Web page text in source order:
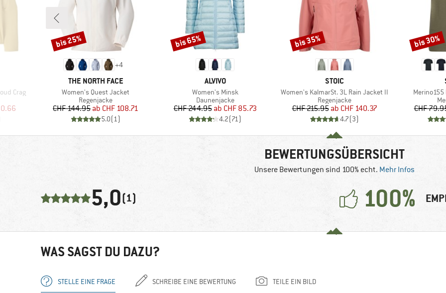
Crag
Preis
+4
MARKE
THE NORTH FACE
Artikel
Women's Quest Jacket
Produktgruppe
Regenjacke
Preis
CHF 144.95 reduzierter Preis
ab CHF 108.71
5.0(1)
Rabatt
bis 25%
MARKE
ALVIVO
Artikel
Women's Minsk
Produktgruppe
Daunenjacke
Preis
CHF 244.95 reduzierter Preis
ab CHF 85.73
4.2(71)
Rabatt
bis 65%
MARKE
STOIC
Artikel
Women's KalmarSt. 3L Rain Jacket II
Produktgruppe
Regenjacke
Preis
CHF 215.95 reduzierter Preis
ab CHF 140.37
4.7(3)
Rabatt
bis 35%
Artikel
Merino155
CHF
Rabatt
bis 30%
BEWERTUNGSÜBERSICHT
Unsere Bewertungen sind 100% echt. Mehr Infos
5,0(1) 100%
WAS SAGST DU DAZU?
STELLE EINE FRAGE SCHREIBE EINE BEWERTUNG TEILE EIN BILD